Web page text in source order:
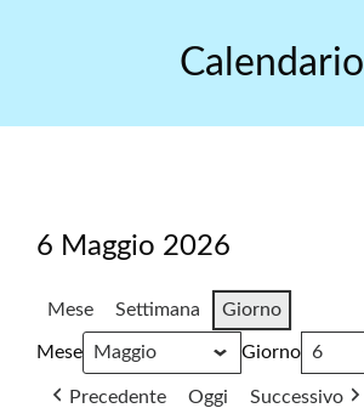
Calendario
6 Maggio 2026
Mese Settimana Giorno
Mese Giorno
Precedente Oggi Successivo